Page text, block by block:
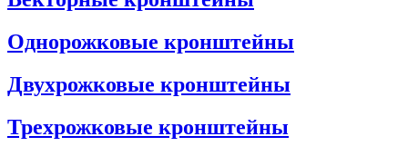
Однорожковые кронштейны
Двухрожковые кронштейны
Трехрожковые кронштейны